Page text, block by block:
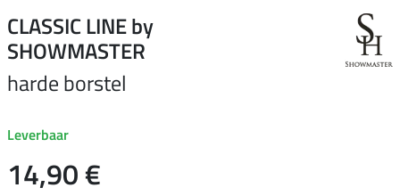
CLASSIC LINE by
SHOWMASTER
harde borstel
Leverbaar
14,90 €